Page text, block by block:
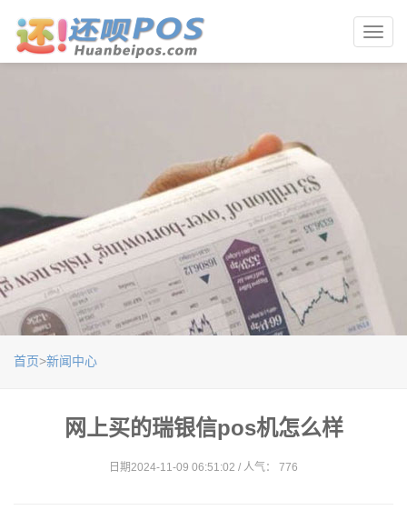
首页>新闻中心
网上买的瑞银信pos机怎么样
日期2024-11-09 06:51:02 / 人气： 776